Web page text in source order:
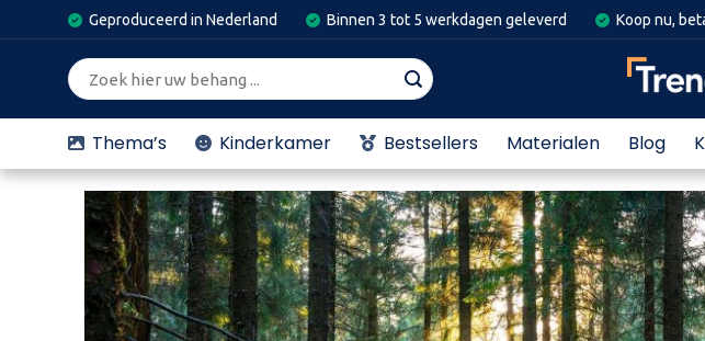
to
Geproduceerd in Nederland Binnen 3 tot 5 werkdagen geleverd Koop nu,
Zoeken
naar:
Thema’s Kinderkamer Bestsellers Materialen Blog